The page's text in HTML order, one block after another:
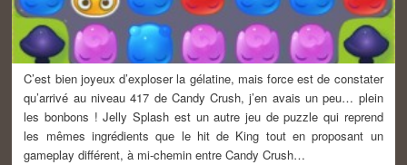
C’est bien joyeux d’exploser la gélatine, mais force est de constater
qu’arrivé au niveau 417 de Candy Crush, j’en avais un peu… plein
les bonbons ! Jelly Splash est un autre jeu de puzzle qui reprend
les mêmes ingrédients que le hit de King tout en proposant un
gameplay différent, à mi-chemin entre Candy Crush…